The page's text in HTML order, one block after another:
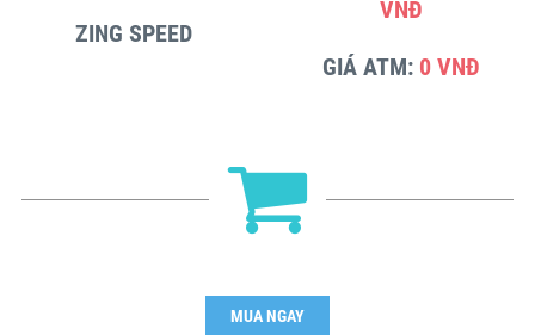
ZING SPEED
VNĐ
GIÁ ATM: 0 VNĐ
MUA NGAY